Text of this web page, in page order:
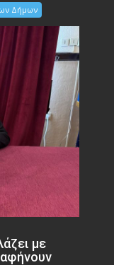
Δήμων
με
αφήνουν